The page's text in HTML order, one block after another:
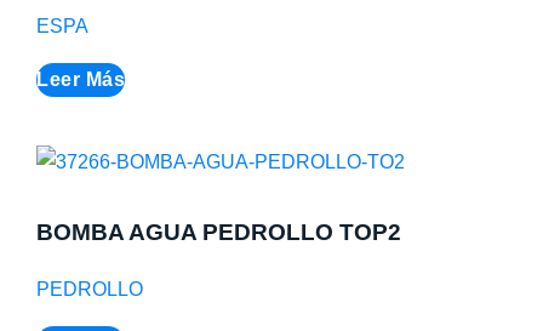
ESPA
Leer Más
BOMBA AGUA PEDROLLO TOP2
PEDROLLO